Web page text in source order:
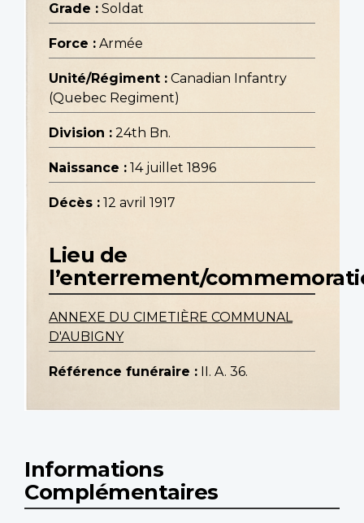
Grade : Soldat
Force : Armée
Unité/Régiment : Canadian Infantry
(Quebec Regiment)
Division : 24th Bn.
Naissance : 14 juillet 1896
Décès : 12 avril 1917
Lieu de
l’enterrement/
ANNEXE DU CIMETIÈRE COMMUNAL
D'AUBIGNY
Référence funéraire : II. A. 36.
Informations
Complémentaires